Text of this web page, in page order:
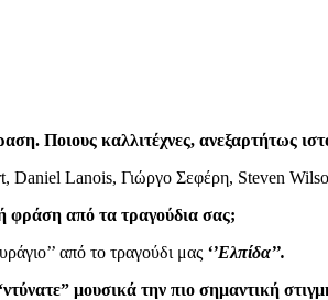
Ποιους καλλιτέχνες, ανεξαρτήτως
Daniel Lanois, Γιώργο Σεφέρη, Steven
φράση από τα τραγούδια σας;
από το τραγούδι μας ‘’Ελπίδα’’.
μουσικά την πιο σημαντική